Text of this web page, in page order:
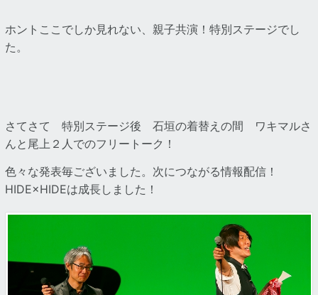
ホントここでしか見れない、親子共演！特別ステージでし
た。
さてさて 特別ステージ後 石垣の着替えの間 ワキマルさ
んと尾上２人でのフリートーク！
色々な発表毎ございました。次につながる情報配信！
HIDE×HIDEは成長しました！